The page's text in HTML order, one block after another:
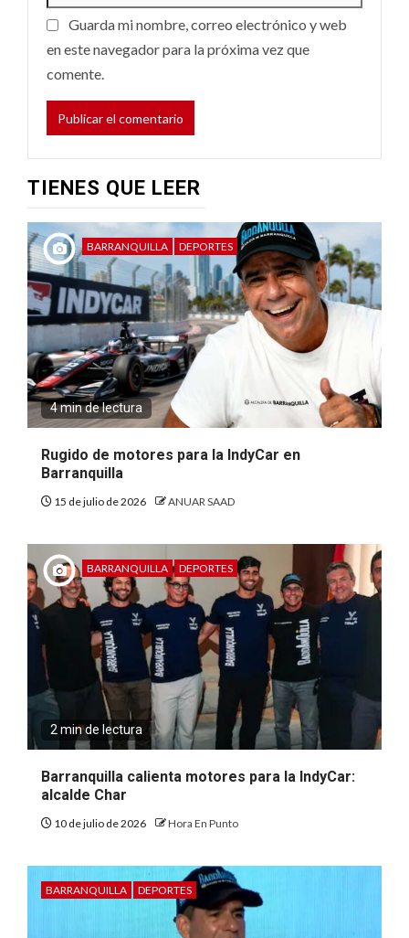
Guarda mi nombre, correo electrónico y web
en este navegador para la próxima vez que
comente.
TIENES QUE LEER
BARRANQUILLA DEPORTES
4 min de lectura
Rugido de motores para la IndyCar en
Barranquilla
15 de julio de 2026 ANUAR SAAD
BARRANQUILLA DEPORTES
2 min de lectura
Barranquilla calienta motores para la IndyCar:
alcalde Char
10 de julio de 2026 Hora En Punto
BARRANQUILLA DEPORTES